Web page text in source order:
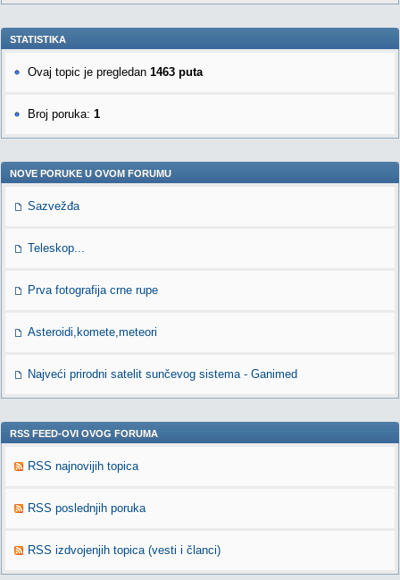
STATISTIKA
Ovaj topic je pregledan 1463 puta
Broj poruka: 1
NOVE PORUKE U OVOM FORUMU
Sazvežđa
Teleskop...
Prva fotografija crne rupe
Asteroidi,komete,meteori
Najveći prirodni satelit sunčevog sistema - Ganimed
RSS FEED-OVI OVOG FORUMA
RSS najnovijih topica
RSS poslednjih poruka
RSS izdvojenjih topica (vesti i članci)